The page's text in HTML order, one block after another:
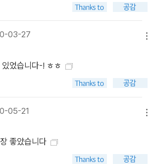
인이 고른 모과 한 알과 함께 독자에게 보
03-27
었습니다-! ㅎㅎ
05-21
좋았습니다